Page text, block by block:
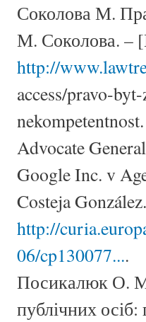
Соколова М.
М. Соколова. –
http://
access/pravo-
nekompetentnost.
Advocate
Google Inc. v
Costeja
http://
06/cp130077....
Посикалюк О.
публічних